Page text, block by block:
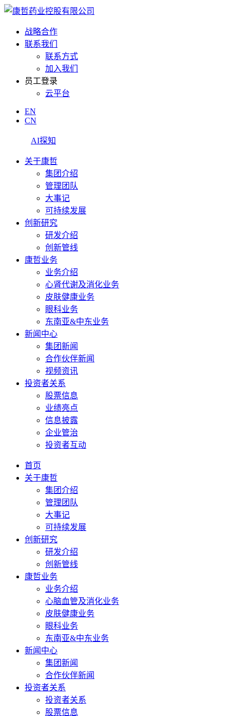
战略合作
联系我们
联系方式
加入我们
员工登录
云平台
EN
CN
AI探知
关于康哲
集团介绍
管理团队
大事记
可持续发展
创新研究
研发介绍
创新管线
康哲业务
业务介绍
心肾代谢及消化业务
皮肤健康业务
眼科业务
东南亚&中东业务
新闻中心
集团新闻
合作伙伴新闻
视频资讯
投资者关系
股票信息
业绩亮点
信息披露
企业管治
投资者互动
首页
关于康哲
集团介绍
管理团队
大事记
可持续发展
创新研究
研发介绍
创新管线
康哲业务
业务介绍
心脑血管及消化业务
皮肤健康业务
眼科业务
东南亚&中东业务
新闻中心
集团新闻
合作伙伴新闻
投资者关系
投资者关系
股票信息